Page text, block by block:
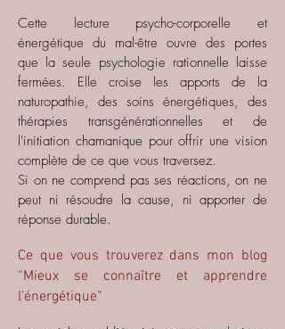
Cette lecture psycho-corporelle et
énergétique du mal-être ouvre des portes
que la seule psychologie rationnelle laisse
fermées. Elle croise les apports de la
naturopathie, des soins énergétiques, des
thérapies transgénérationnelles et de
l'initiation chamanique pour offrir une vision
complète de ce que vous traversez.
Si on ne comprend pas ses réactions, on ne
peut ni résoudre la cause, ni apporter de
réponse durable.
Ce que vous trouverez dans mon blog
“Mieux se connaître et apprendre
l’énergétique”